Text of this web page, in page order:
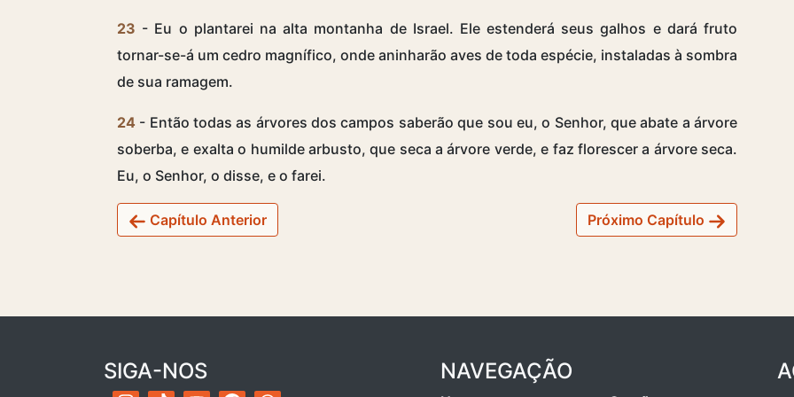
23 - Eu o plantarei na alta montanha de Israel. Ele estenderá seus galhos e dará fruto
tornar-se-á um cedro magnífico, onde aninharão aves de toda espécie, instaladas à sombra
de sua ramagem.
24 - Então todas as árvores dos campos saberão que sou eu, o Senhor, que abate a árvore
soberba, e exalta o humilde arbusto, que seca a árvore verde, e faz florescer a árvore seca.
Eu, o Senhor, o disse, e o farei.
Capítulo Anterior Próximo Capítulo
SIGA-NOS NAVEGAÇÃO